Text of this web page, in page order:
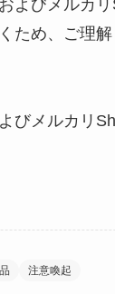
よびメルカリ
ため、ご理
びメルカリ
注意喚起